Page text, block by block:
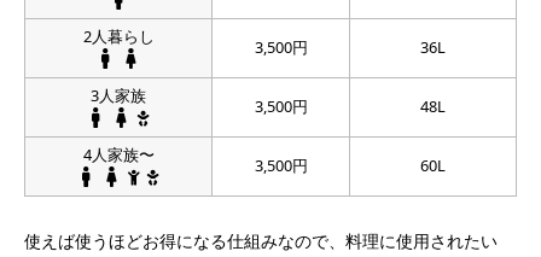
2人暮らし 3,500円 36L
3人家族 3,500円 48L
4人家族〜 3,500円 60L
使えば使うほどお得になる仕組みなので、料理に使用されたい